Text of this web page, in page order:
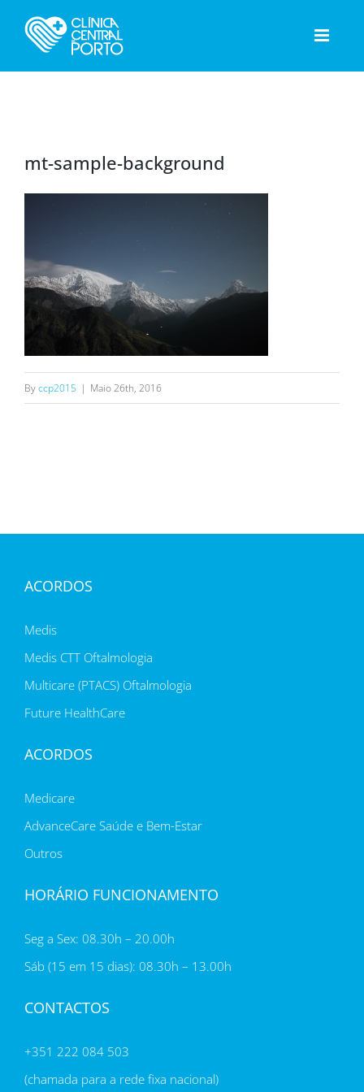
content
mt-sample-background
Byccp2015 | Maio 26th, 2016
ACORDOS
Medis
Medis CTT Oftalmologia
Multicare (PTACS) Oftalmologia
Future HealthCare
ACORDOS
Medicare
AdvanceCare Saúde e Bem-Estar
Outros
HORÁRIO FUNCIONAMENTO
Seg a Sex: 08.30h – 20.00h
Sáb (15 em 15 dias): 08.30h – 13.00h
CONTACTOS
+351 222 084 503
(chamada para a rede fixa nacional)